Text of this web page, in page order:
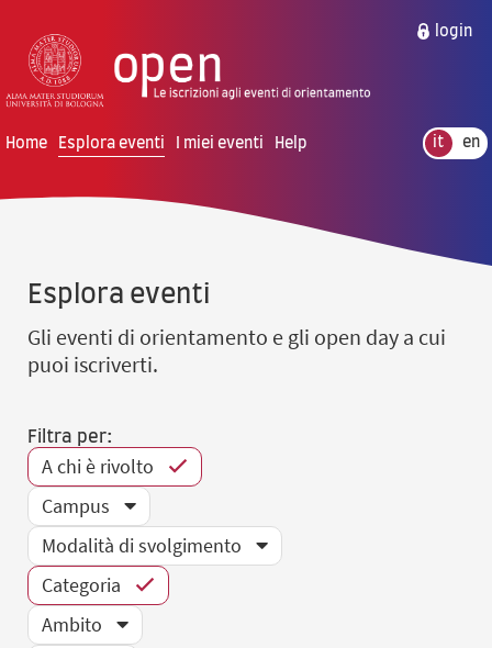
login
Home Esplora eventi I miei eventi Help it en
Esplora eventi
Gli eventi di orientamento e gli open day a cui
puoi iscriverti.
Filtra per:
A chi è rivolto
Campus
Modalità di svolgimento
Categoria
Ambito